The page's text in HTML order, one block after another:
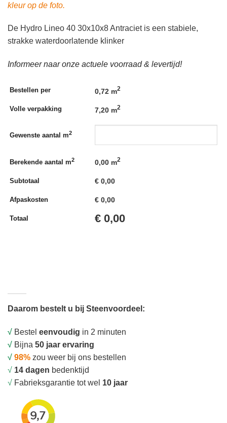
kleur op de foto.
De Hydro Lineo 40 30x10x8 Antraciet is een stabiele,
strakke waterdoorlatende klinker
Informeer naar onze actuele voorraad & levertijd!
Bestellen per 0,72 m2
Volle verpakking 7,20 m2
Gewenste aantal m2
Berekende aantal m2 0,00 m2
Subtotaal €0,00
Afpaskosten €0,00
Totaal € 0,00
Daarom bestelt u bij Steenvoordeel:
√ Bestel eenvoudig in 2 minuten
√ Bijna 50 jaar ervaring
√ 98% zou weer bij ons bestellen
√ 14 dagen bedenktijd
√ Fabrieksgarantie tot wel 10 jaar